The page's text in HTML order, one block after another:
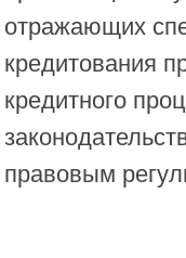
отражающих
кредитования
кредитного
правовым